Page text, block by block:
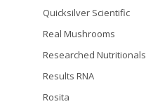
Quicksilver Scientific
Real Mushrooms
Researched Nutritionals
Results RNA
Rosita